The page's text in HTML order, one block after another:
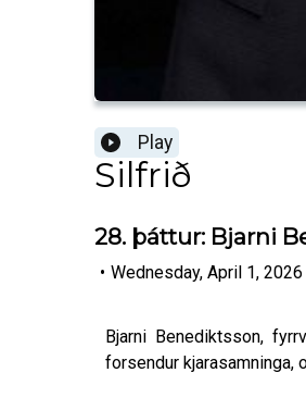
Play
Silfrið
28. þáttur: Bjarni
• Wednesday, April 1, 2026
Bjarni Benediktsson,
forsendur kjarasamninga,